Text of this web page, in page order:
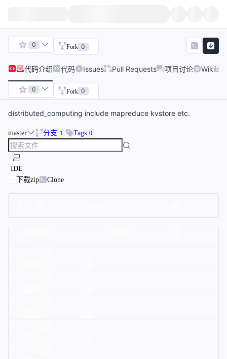
0 Fork 0
代码介绍 代码 Issues Pull Requests 项目讨论 Wiki
0 Fork 0
distributed_computing include mapreduce kvstore etc.
master 分支 1 Tags 0
IDE
下载zip
Clone